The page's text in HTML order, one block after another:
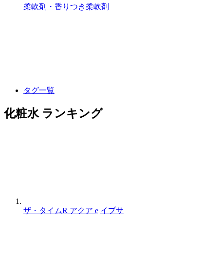
柔軟剤・香りつき柔軟剤
タグ一覧
化粧水 ランキング
ザ・タイムR アクア e イプサ